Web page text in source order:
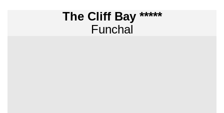
The Cliff Bay *****
Funchal